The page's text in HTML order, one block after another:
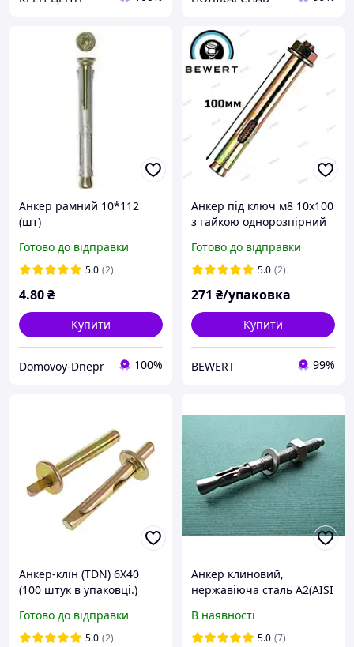
Анкер рамний 10*112
(шт)
Готово до відправки
5.0 (2)
4.80₴
Купити
Domovoy-Dnepr 100%
Анкер під ключ м8 10х100
з гайкою однорозпірний
Готово до відправки
5.0 (2)
271 ₴/упаковка
Купити
BEWERT 99%
Анкер-клін (TDN) 6X40
(100 штук в упаковці.)
Готово до відправки
5.0 (2)
Анкер клиновий,
нержавіюча сталь А2(AISI
В наявності
5.0 (7)